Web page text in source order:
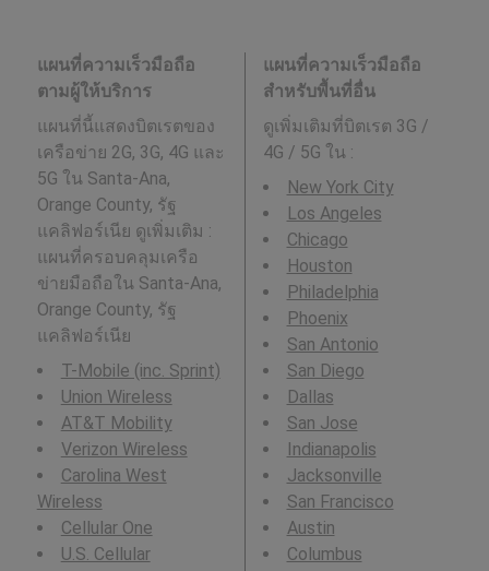
แผนที่ความเร็วมือถือ
ตามผู้ให้บริการ
แผนที่นี้แสดงบิตเรตของ
เครือข่าย 2G, 3G, 4G และ
5G ใน Santa-Ana,
Orange County, รัฐ
แคลิฟอร์เนีย ดูเพิ่มเติม :
แผนที่ครอบคลุมเครือ
ข่ายมือถือใน Santa-Ana,
Orange County, รัฐ
แคลิฟอร์เนีย
T-Mobile (inc. Sprint)
Union Wireless
AT&T Mobility
Verizon Wireless
Carolina West
Wireless
Cellular One
U.S. Cellular
แผนที่ความเร็วมือถือ
สำหรับพื้นที่อื่น
ดูเพิ่มเติมที่บิตเรต 3G /
4G / 5G ใน :
New York City
Los Angeles
Chicago
Houston
Philadelphia
Phoenix
San Antonio
San Diego
Dallas
San Jose
Indianapolis
Jacksonville
San Francisco
Austin
Columbus